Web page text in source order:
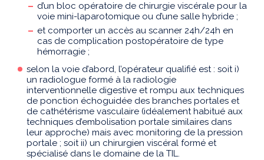
d’un bloc opératoire de chirurgie viscérale pour la
voie mini-laparotomique ou d’une salle hybride ;
et comporter un accès au scanner 24h/24h en
cas de complication postopératoire de type
hémorragie ;
selon la voie d’abord, l’opérateur qualifié est : soit i)
un radiologue formé à la radiologie
interventionnelle digestive et rompu aux techniques
de ponction échoguidée des branches portales et
de cathétérisme vasculaire (idéalement habitué aux
techniques d’embolisation portale similaires dans
leur approche) mais avec monitoring de la pression
portale ; soit ii) un chirurgien viscéral formé et
spécialisé dans le domaine de la TIL.